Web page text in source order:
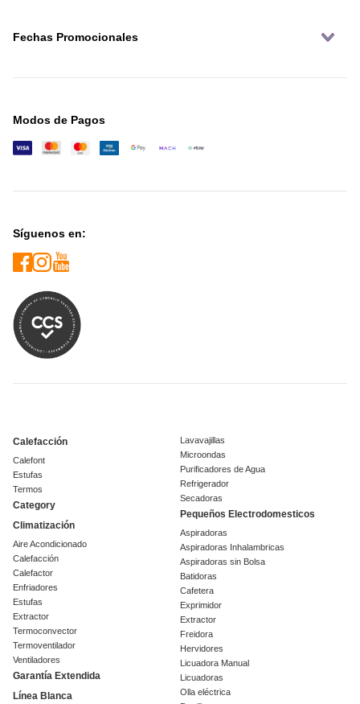
Fechas Promocionales
Modos de Pagos
Síguenos en:
Calefacción
Calefont
Estufas
Termos
Category
Climatización
Aire Acondicionado
Calefacción
Calefactor
Enfriadores
Estufas
Extractor
Termoconvector
Termoventilador
Ventiladores
Garantía Extendida
Línea Blanca
Lavavajillas
Microondas
Purificadores de Agua
Refrigerador
Secadoras
Pequeños Electrodomesticos
Aspiradoras
Aspiradoras Inhalambricas
Aspiradoras sin Bolsa
Batidoras
Cafetera
Exprimidor
Extractor
Freidora
Hervidores
Licuadora Manual
Licuadoras
Olla eléctrica